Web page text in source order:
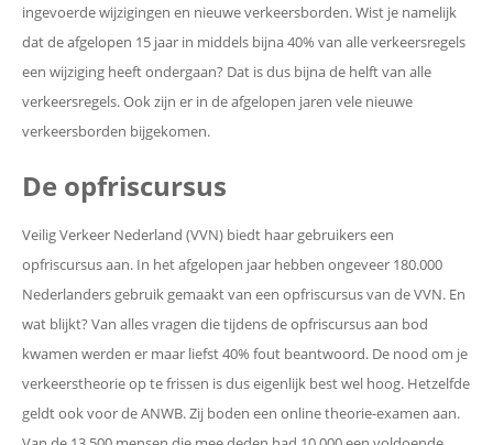
ingevoerde wijzigingen en nieuwe verkeersborden. Wist je namelijk
dat de afgelopen 15 jaar in middels bijna 40% van alle verkeersregels
een wijziging heeft ondergaan? Dat is dus bijna de helft van alle
verkeersregels. Ook zijn er in de afgelopen jaren vele nieuwe
verkeersborden bijgekomen.
De opfriscursus
Veilig Verkeer Nederland (VVN) biedt haar gebruikers een
opfriscursus aan. In het afgelopen jaar hebben ongeveer 180.000
Nederlanders gebruik gemaakt van een opfriscursus van de VVN. En
wat blijkt? Van alles vragen die tijdens de opfriscursus aan bod
kwamen werden er maar liefst 40% fout beantwoord. De nood om je
verkeerstheorie op te frissen is dus eigenlijk best wel hoog. Hetzelfde
geldt ook voor de ANWB. Zij boden een online theorie-examen aan.